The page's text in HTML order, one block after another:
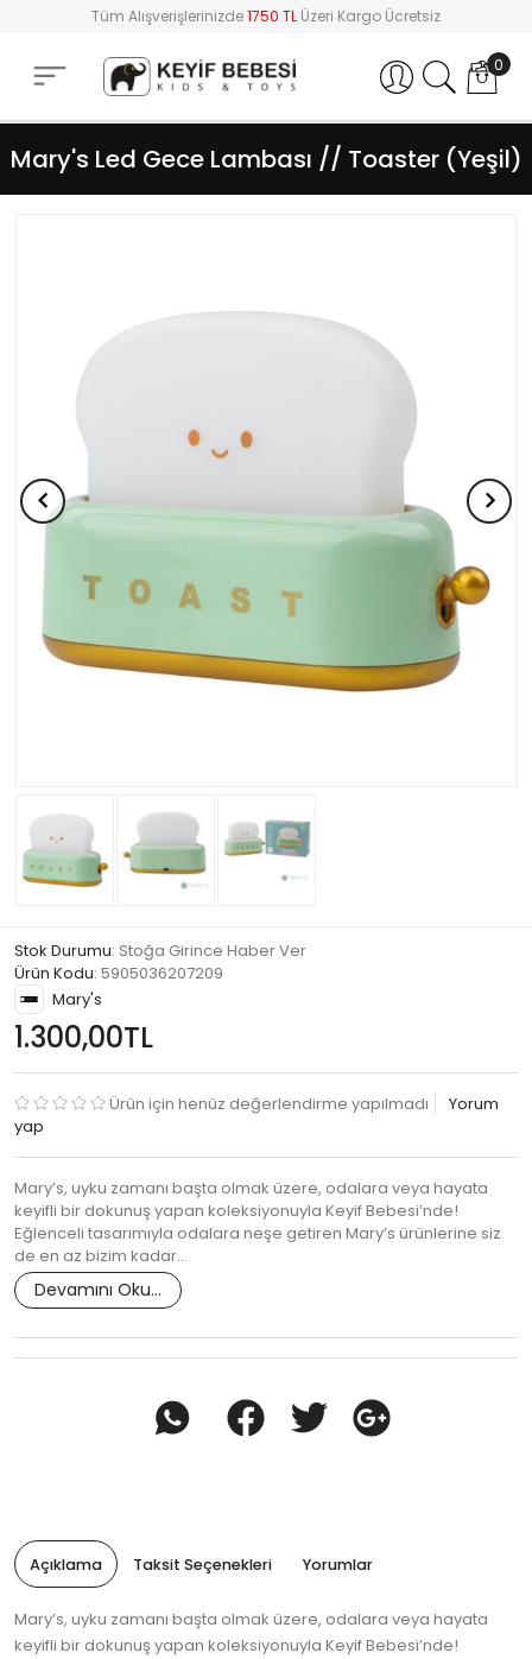
Tüm Alışverişlerinizde1750 TL Üzeri Kargo Ücretsiz
Hesabım 0
Mary's Led Gece Lambası // Toaster (Yeşil)
Stok Durumu: Stoğa Girince Haber Ver
Ürün Kodu: 5905036207209
Mary's
1.300,00TL
Ürün için henüz değerlendirme yapılmadı
Yorum
yap
Mary’s, uyku zamanı başta olmak üzere, odalara veya hayata
keyifli bir dokunuş yapan koleksiyonuyla Keyif Bebesi’nde!
Eğlenceli tasarımıyla odalara neşe getiren Mary’s ürünlerine siz
de en az bizim kadar…
Devamını Oku...
Açıklama Taksit Seçenekleri Yorumlar
Mary’s, uyku zamanı başta olmak üzere, odalara veya hayata
keyifli bir dokunuş yapan koleksiyonuyla Keyif Bebesi’nde!